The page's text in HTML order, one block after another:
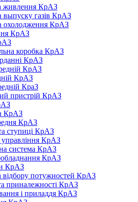
живлення КрАЗ
выпуску газів КрАЗ
охолодження КрАЗ
КрАЗ
коробка КрАЗ
КрАЗ
КрАЗ
КрАЗ
КраЗ
пристрій КрАЗ
КрАЗ
КрАЗ
ступиці КрАЗ
управління КрАЗ
система КрАЗ
КрАЗ
КрАЗ
відбору потужностей КрАЗ
приналежності КрАЗ
і приладдя КрАЗ